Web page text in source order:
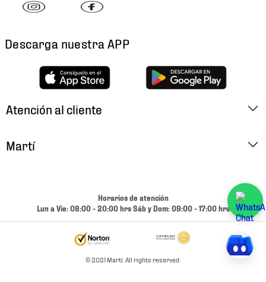
Descarga nuestra APP
Atención al cliente
Cambios y Devoluciones
Condiciones de Entrega
Martí
Términos y Condiciones
Horarios de atención
Lun a Vie: 08:00 - 20:00 hrs Sáb y Dom: 09:00 - 17:00 hrs
© 2021 Martí. All rights reserved.